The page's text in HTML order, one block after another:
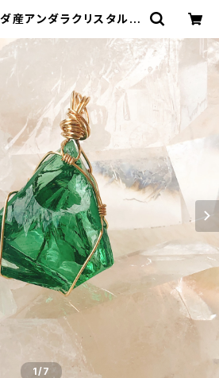
産アンダラクリスタル★
のアンダラペンダントトッ
ダラクリスタル &天然石ジ
*Cosmic Twinkle Drop
1/7